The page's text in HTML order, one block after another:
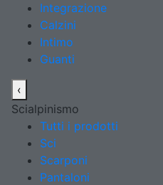
Integrazione
Calzini
Intimo
Guanti
‹
Scialpinismo
Tutti i prodotti
Sci
Scarponi
Pantaloni